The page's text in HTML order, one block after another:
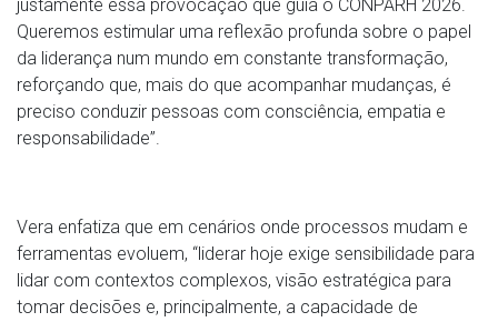
justamente essa provocação que guia o CONPARH 2026.
Queremos estimular uma reflexão profunda sobre o papel
da liderança num mundo em constante transformação,
reforçando que, mais do que acompanhar mudanças, é
preciso conduzir pessoas com consciência, empatia e
responsabilidade”.
Vera enfatiza que em cenários onde processos mudam e
ferramentas evoluem, “liderar hoje exige sensibilidade para
lidar com contextos complexos, visão estratégica para
tomar decisões e, principalmente, a capacidade de